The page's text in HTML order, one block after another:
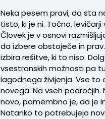
Neka pesem pravi, da sta
tisto, ki je ni. Točno,
Človek je v osnovi
da izbere obstoječe in
izbira rešitve, ki to niso.
vsestranskih možnosti pa
lagodnega življenja. Vse
novega. Na vseh
novo, pomembno je, da je
Natanko to potrebujejo